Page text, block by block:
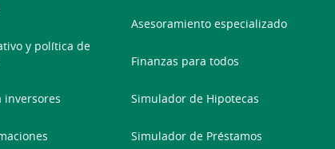
y política de
inversores
Asesoramiento especializado
Finanzas para todos
Simulador de Hipotecas
Simulador de Préstamos